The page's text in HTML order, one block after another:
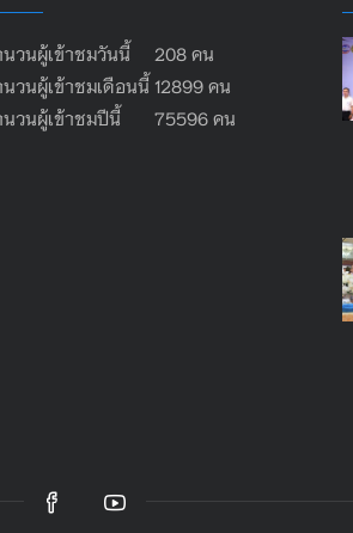
นวนผู้เข้าชมวันนี้ 208 คน
นวนผู้เข้าชมเดือนนี้ 12899 คน
นวนผู้เข้าชมปีนี้ 75596 คน